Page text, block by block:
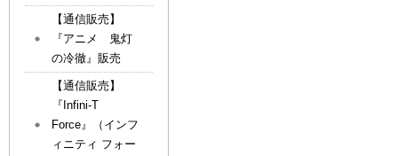
【通信販売】
『アニメ 鬼灯
の冷徹』販売
【通信販売】
『Infini-T
Force』（インフ
ィニティ フォー